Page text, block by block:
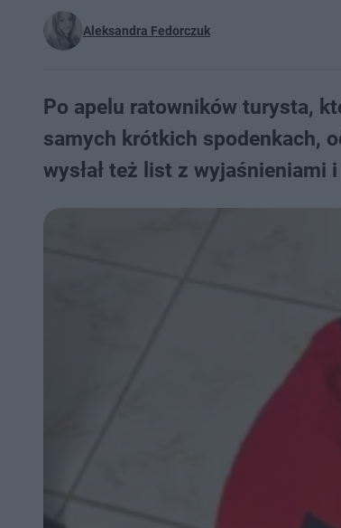
Aleksandra Fedorczuk
Po apelu ratowników turysta,
samych krótkich spodenkach,
wysłał też list z wyjaśnieniami